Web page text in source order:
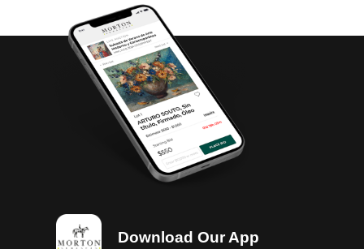
CAMIONETACALENTADA,SUENADISTRIBUCIÓN,LLA
NTASDESGASTADAS,FLECHA LATERALESDAÑADAS.
Unidad sin prueba de arranque, motor con fugas de
aceite, bateria dañada, sin llave, interiores regulares,
vestiduras regulares, instrumentos sin probar,
carroceria con golpes ligeros, llantas lisas y dañadas;
baja 2026; Es Probable Se Entreguen Algunos
Documentos En Copia, Es Responsabilidad Del
Comprador Certificarla.
Download Our App